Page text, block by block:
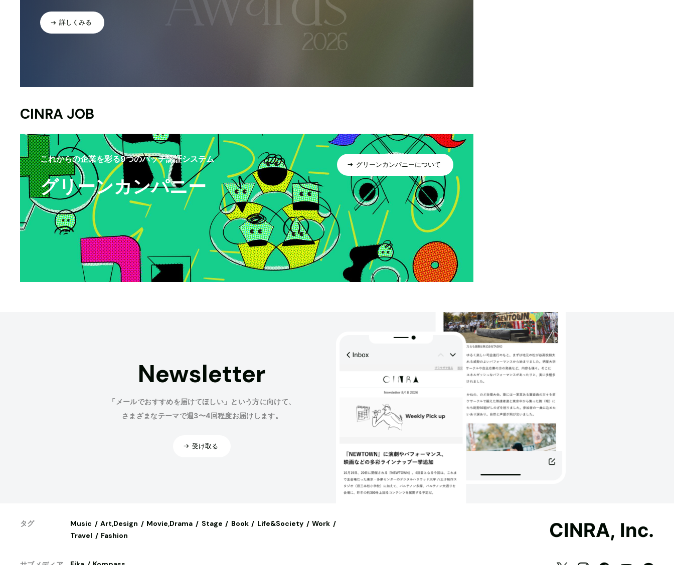
詳しくみる
CINRA JOB
これからの企業を彩る9つのバッヂ認証システム
グリーンカンパニー
グリーンカンパニーについて
Newsletter
「メールでおすすめを届けてほしい」という方に向けて、
さまざまなテーマで週3〜4回程度お届けします。
受け取る
タグ Music Art,Design Movie,Drama Stage Book Life&Society
Work
Travel
Fashion CINRA, Inc.